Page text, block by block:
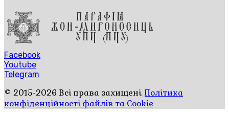
Facebook
Youtube
Telegram
© 2015-2026 Всі права захищені.Політика
конфіденційності файлів та Cookie